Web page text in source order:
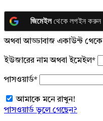
জিমেইলথেকে লগইন করুন
অথবা আড্ডাবাজ একাউন্ট থেকে
ইউজারের নাম অথবা ইমেইল*
পাসওয়ার্ড*
আমাকে মনে রাখুন!
পাসওয়ার্ড ভুলে গেছেন?